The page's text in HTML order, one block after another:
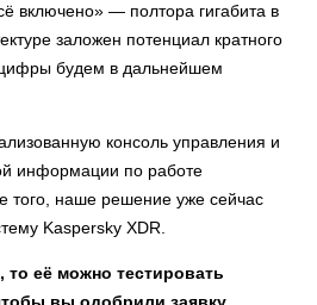
включено» — полтора гигабита в
заложен потенциал кратного
будем в дальнейшем
консоль управления и
информации по работе
того, наше решение уже сейчас
Kaspersky XDR.
то её можно тестировать